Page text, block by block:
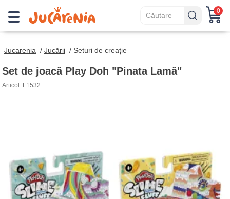
0
Jucarenia / Jucării / Seturi de creaţie
Set de joacă Play Doh "Pinata Lamă"
Articol: F1532